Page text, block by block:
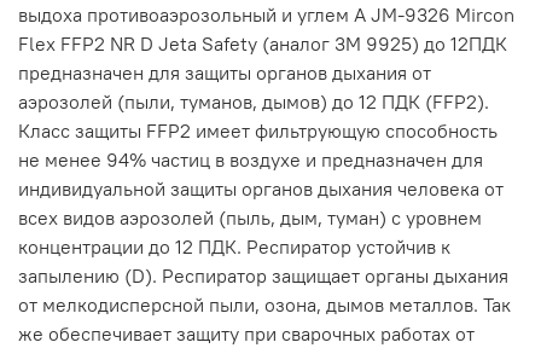
выдоха противоаэрозольный и углем А JM-9326 Mircon
Flex FFP2 NR D Jeta Safety (аналог 3М 9925) до 12ПДК
предназначен для защиты органов дыхания от
аэрозолей (пыли, туманов, дымов) до 12 ПДК (FFP2).
Класс защиты FFP2 имеет фильтрующую способность
не менее 94% частиц в воздухе и предназначен для
индивидуальной защиты органов дыхания человека от
всех видов аэрозолей (пыль, дым, туман) с уровнем
концентрации до 12 ПДК. Респиратор устойчив к
запылению (D). Респиратор защищает органы дыхания
от мелкодисперсной пыли, озона, дымов металлов. Так
же обеспечивает защиту при сварочных работах от